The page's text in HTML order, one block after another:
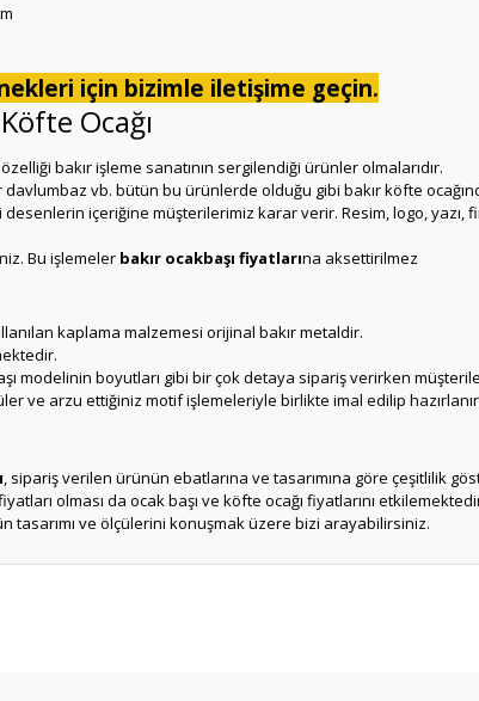
için bizimle iletişime geçin.
Ocağı
bakır işleme sanatının sergilendiği ürünler olmalarıdır.
davlumbaz vb. bütün bu ürünlerde olduğu gibi bakır köfte
içeriğine müşterilerimiz karar verir. Resim, logo,
Bu işlemeler bakır ocakbaşı fiyatlarına aksettirilmez
kaplama malzemesi orijinal bakır metaldir.
modelinin boyutları gibi bir çok detaya sipariş verirken
ve arzu ettiğiniz motif işlemeleriyle birlikte imal edilip
, sipariş verilen ürünün ebatlarına ve tasarımına göre çeşitlilik
olması da ocak başı ve köfte ocağı fiyatlarını
ve ölçülerini konuşmak üzere bizi arayabilirsiniz.